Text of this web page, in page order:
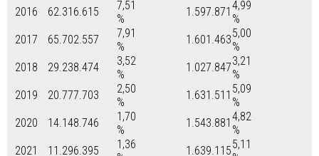
2016
62.316.615
7,51
%
1.597.871 4,99
%
2017
65.702.557
7,91
%
1.601.4635,00
%
2018
29.238.474
3,52
%
1.027.8473,21
%
2019
20.777.703
2,50
%
1.631.511 5,09
%
2020
14.148.746
1,70
%
1.543.881 4,82
%
2021
11.296.395
1,36
1.639.1155,11